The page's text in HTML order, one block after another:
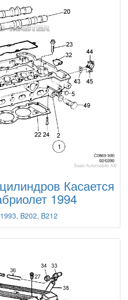
Касается
1994
B202, B212